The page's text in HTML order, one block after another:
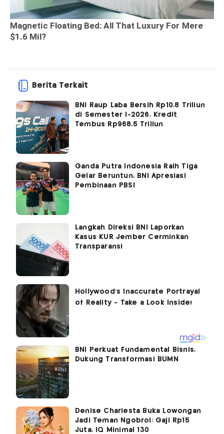
Berita Terkait
BNI Raup Laba Bersih Rp10,8 Triliun
di Semester I-2026, Kredit
Tembus Rp968,5 Triliun
Ganda Putra Indonesia Raih Tiga
Gelar Beruntun, BNI Apresiasi
Pembinaan PBSI
Langkah Direksi BNI Laporkan
Kasus KUR Jember Cerminkan
Transparansi
BNI Perkuat Fundamental Bisnis,
Dukung Transformasi BUMN
Denise Chariesta Buka Lowongan
Jadi Teman Ngobrol: Gaji Rp15
Juta, IQ Minimal 130